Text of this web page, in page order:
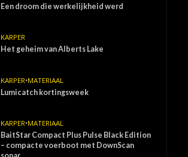
Een droom die werkelijkheid werd
KARPER
Het geheim van Alberts Lake
KARPER•MATERIAAL
Lumicatch kortingsweek
KARPER•MATERIAAL
BaitStar Compact Plus Pulse Black Edition
– compacte voerboot met DownScan